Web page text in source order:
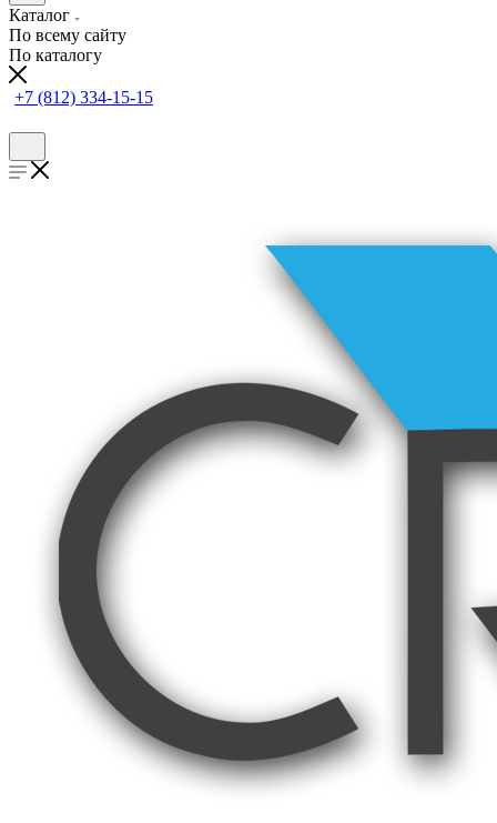
Каталог
По всему сайту
По каталогу
+7 (812) 334-15-15